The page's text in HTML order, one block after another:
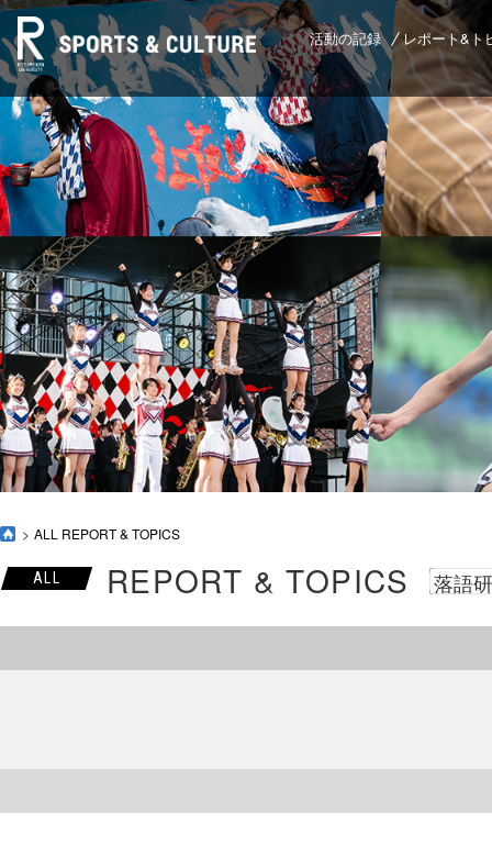
活動の記録 レポート&ト
ALL REPORT & TOPICS
ALL REPORT & TOPICS 落語